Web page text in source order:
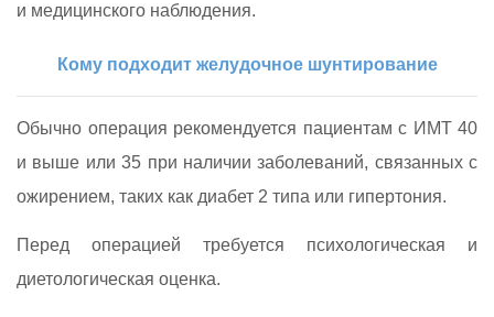
и медицинского наблюдения.
Кому подходит желудочное шунтирование
Обычно операция рекомендуется пациентам с ИМТ 40
и выше или 35 при наличии заболеваний, связанных с
ожирением, таких как диабет 2 типа или гипертония.
Перед операцией требуется психологическая и
диетологическая оценка.